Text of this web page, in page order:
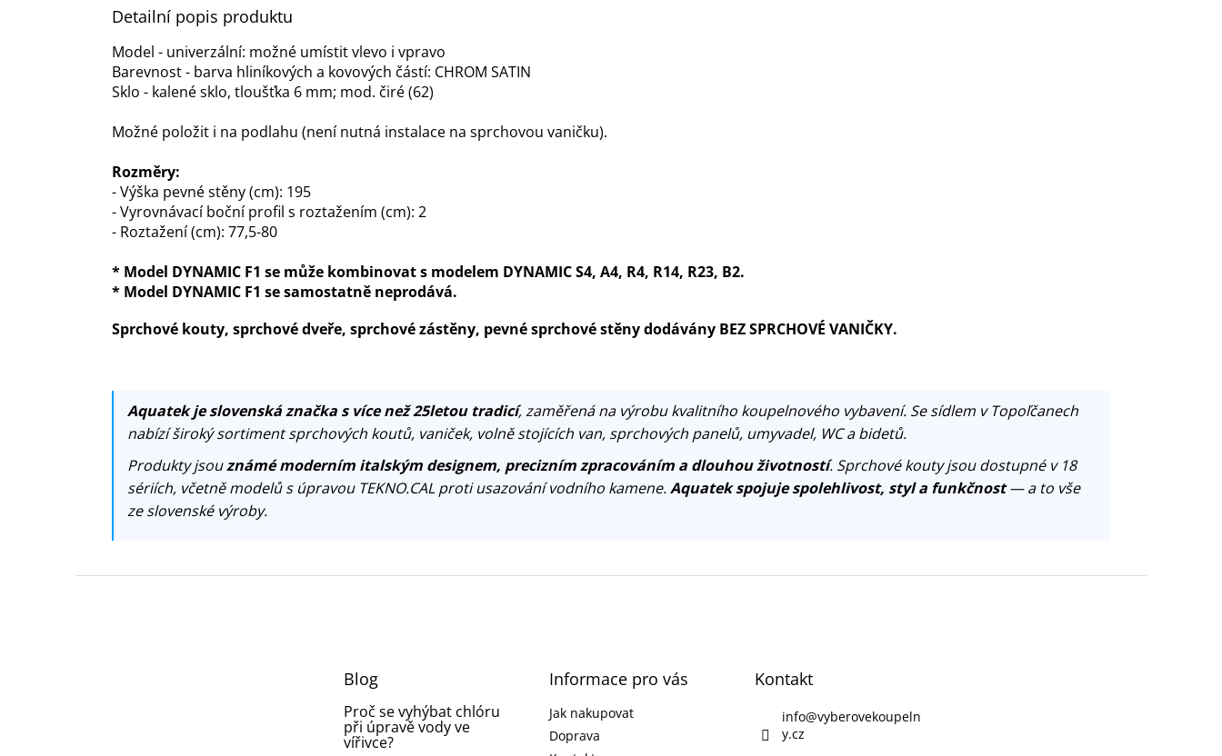
Detailní popis produktu
Model - univerzální: možné umístit vlevo i vpravo
Barevnost - barva hliníkových a kovových částí: CHROM SATIN
Sklo - kalené sklo, tloušťka 6 mm; mod. čiré (62)
Možné položit i na podlahu (není nutná instalace na sprchovou vaničku).
Rozměry:
- Výška pevné stěny (cm): 195
- Vyrovnávací boční profil s roztažením (cm): 2
- Roztažení (cm): 77,5-80
* Model DYNAMIC F1 se může kombinovat s modelem DYNAMIC S4, A4, R4, R14, R23, B2.
* Model DYNAMIC F1 se samostatně neprodává.
Sprchové kouty, sprchové dveře, sprchové zástěny, pevné sprchové stěny dodávány BEZ SPRCHOVÉ VANIČKY.
Aquatek je slovenská značka s více než 25letou tradicí, zaměřená na výrobu kvalitního koupelnového vybavení. Se sídlem v Topoľčanech
nabízí široký sortiment sprchových koutů, vaniček, volně stojících van, sprchových panelů, umyvadel, WC a bidetů.
Produkty jsouznámé moderním italským designem, precizním zpracováním a dlouhou životností. Sprchové kouty jsou dostupné v 18
sériích, včetně modelů s úpravou TEKNO.CAL proti usazování vodního kamene.Aquatek spojuje spolehlivost, styl a funkčnost— a to vše
ze slovenské výroby.
Blog
Proč se vyhýbat chlóru
při úpravě vody ve
vířivce?
Informace pro vás
Jak nakupovat
Doprava
Kontakt
info@vyberovekoupeln
y.cz